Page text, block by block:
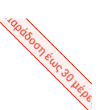
Παράδοση έως 30 μέρες